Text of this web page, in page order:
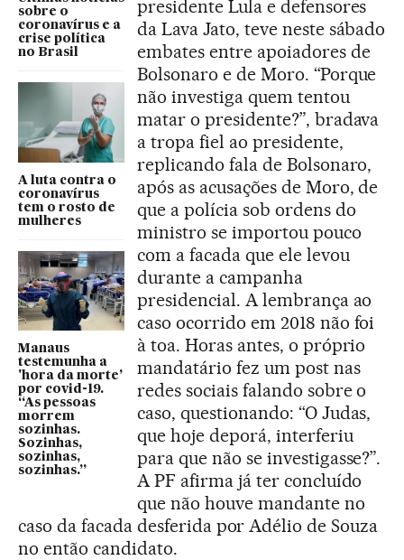
sobre o
coronavírus e a
crise política
no Brasil
A luta contra o
coronavírus
tem o rosto de
mulheres
Manaus
testemunha a
'hora da morte’
por covid-19.
“As pessoas
morrem
sozinhas.
Sozinhas,
sozinhas,
sozinhas.”
presidente Lula e defensores
da Lava Jato, teve neste sábado
embates entre apoiadores de
Bolsonaro e de Moro. “Porque
não investiga quem tentou
matar o presidente?”, bradava
a tropa fiel ao presidente,
replicando fala de Bolsonaro,
após as acusações de Moro, de
que a polícia sob ordens do
ministro se importou pouco
com a facada que ele levou
durante a campanha
presidencial. A lembrança ao
caso ocorrido em 2018 não foi
à toa. Horas antes, o próprio
mandatário fez um post nas
redes sociais falando sobre o
caso, questionando: “O Judas,
que hoje deporá, interferiu
para que não se investigasse?”.
A PF afirma já ter concluído
que não houve mandante no
caso da facada desferida por Adélio de Souza
no então candidato.